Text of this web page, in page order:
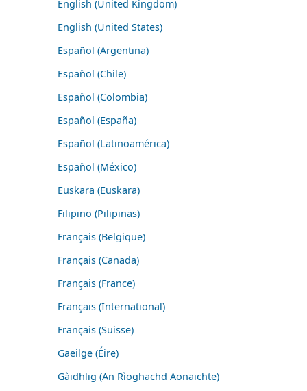
English (United Kingdom)
English (United States)
Español (Argentina)
Español (Chile)
Español (Colombia)
Español (España)
Español (Latinoamérica)
Español (México)
Euskara (Euskara)
Filipino (Pilipinas)
Français (Belgique)
Français (Canada)
Français (France)
Français (International)
Français (Suisse)
Gaeilge (Éire)
Gàidhlig (An Rìoghachd Aonaichte)